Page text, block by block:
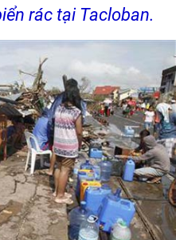
rác tại Tacloban.